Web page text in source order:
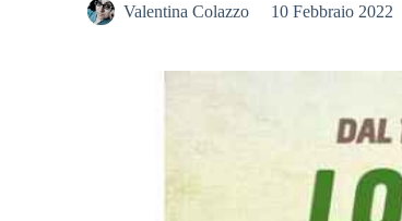
Valentina Colazzo 10 Febbraio 2022